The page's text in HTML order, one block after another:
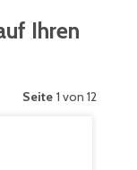
Ihren
Seite 1 von 12